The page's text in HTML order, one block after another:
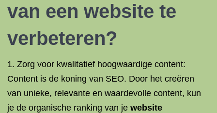
van een website te
verbeteren?
1. Zorg voor kwalitatief hoogwaardige content:
Content is de koning van SEO. Door het creëren
van unieke, relevante en waardevolle content, kun
je de organische ranking van je website